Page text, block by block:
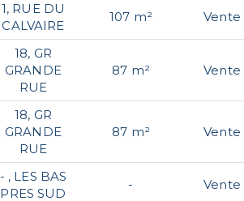
1, RUE DU
CALVAIRE
107 m² Vente
18, GR
GRANDE
RUE
87 m² Vente
18, GR
GRANDE
RUE
87 m² Vente
- , LES BAS
PRES SUD
- Vente